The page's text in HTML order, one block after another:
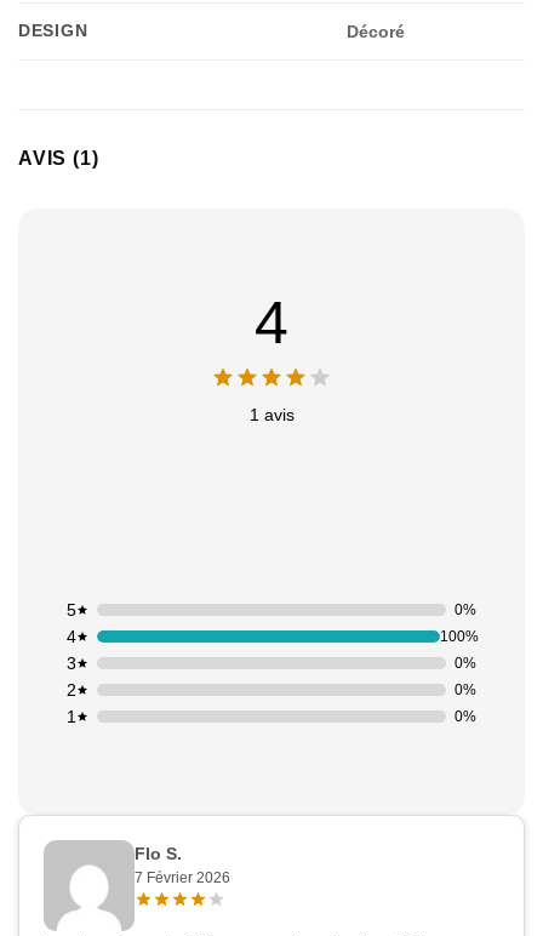
DESIGN Décoré
AVIS (1)
4
1 avis
1 0%
2 0%
3 0%
4 100%
5 0%
Flo S.
7 Février 2026
Appliquer les filtres